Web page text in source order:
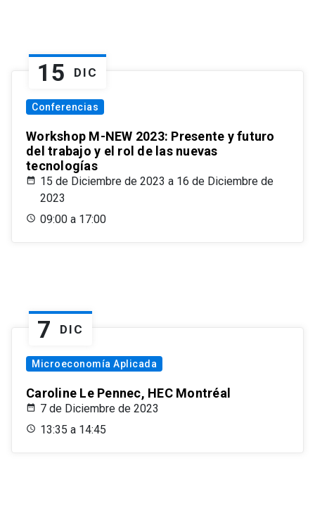
15 DIC
Conferencias
Workshop M-NEW 2023: Presente y futuro
del trabajo y el rol de las nuevas
tecnologías
15 de Diciembre de 2023 a 16 de Diciembre de
2023
09:00 a 17:00
7 DIC
Microeconomía Aplicada
Caroline Le Pennec, HEC Montréal
7 de Diciembre de 2023
13:35 a 14:45